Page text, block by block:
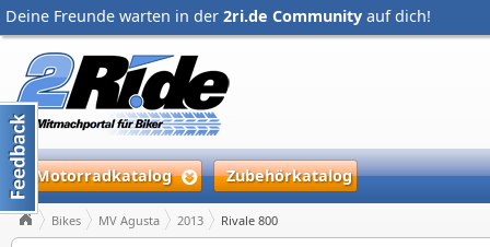
Deine Freunde warten in der 2ri.de Community auf dich!
Motorradkatalog Zubehörkatalog
Bikes MV Agusta 2013 Rivale 800